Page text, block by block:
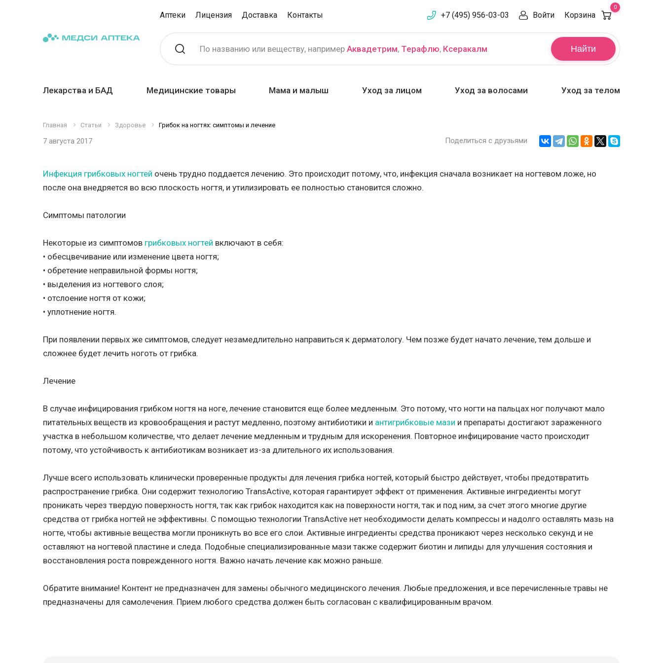
Аптеки Лицензия Доставка Контакты +7 (495) 956-03-03 Войти Корзина
0
Найти
По названию или веществу, например Аквадетрим, Терафлю, Ксеракалм
Лекарства и БАД Медицинские товары Мама и малыш Уход за лицом Уход за волосами Уход за телом
Главная Статьи Здоровье Грибок на ногтях: симптомы и лечение
7 августа 2017 Поделиться с друзьями
Инфекция грибковых ногтей очень трудно поддается лечению. Это происходит потому, что, инфекция сначала возникает на ногтевом ложе, но
после она внедряется во всю плоскость ногтя, и утилизировать ее полностью становится сложно.
Симптомы патологии
Некоторые из симптомов грибковых ногтей включают в себя:
• обесцвечивание или изменение цвета ногтя;
• обретение неправильной формы ногтя;
• выделения из ногтевого слоя;
• отслоение ногтя от кожи;
• уплотнение ногтя.
При появлении первых же симптомов, следует незамедлительно направиться к дерматологу. Чем позже будет начато лечение, тем дольше и
сложнее будет лечить ноготь от грибка.
Лечение
В случае инфицирования грибком ногтя на ноге, лечение становится еще более медленным. Это потому, что ногти на пальцах ног получают мало
питательных веществ из кровообращения и растут медленно, поэтому антибиотики и антигрибковые мази и препараты достигают зараженного
участка в небольшом количестве, что делает лечение медленным и трудным для искоренения. Повторное инфицирование часто происходит
потому, что устойчивость к антибиотикам возникает из-за длительного их использования.
Лучше всего использовать клинически проверенные продукты для лечения грибка ногтей, который быстро действует, чтобы предотвратить
распространение грибка. Они содержит технологию TransActive, которая гарантирует эффект от применения. Активные ингредиенты могут
проникать через твердую поверхность ногтя, так как грибок находится как на поверхности ногтя, так и под ним, за счет этого многие другие
средства от грибка ногтей не эффективны. С помощью технологии TransActive нет необходимости делать компрессы и надолго оставлять мазь на
ногте, чтобы активные вещества могли проникнуть во все его слои. Активные ингредиенты средства проникают через несколько секунд и не
оставляют на ногтевой пластине и следа. Подобные специализированные мази также содержит биотин и липиды для улучшения состояния и
восстановления роста поврежденного ногтя. Важно начать лечение как можно раньше.
Обратите внимание! Контент не предназначен для замены обычного медицинского лечения. Любые предложения, и все перечисленные травы не
предназначены для самолечения. Прием любого средства должен быть согласован с квалифицированным врачом.